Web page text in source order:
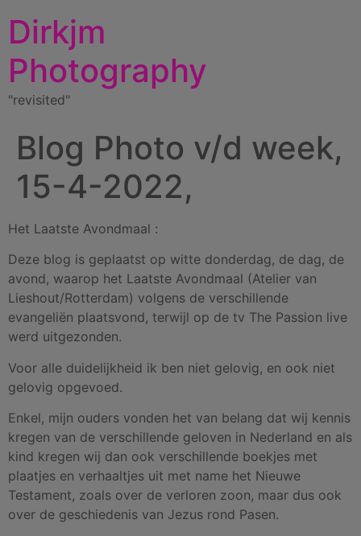
Dirkjm
Photography
"revisited"
Blog Photo v/d week,
15-4-2022,
Het Laatste Avondmaal :
Deze blog is geplaatst op witte donderdag, de dag, de
avond, waarop het Laatste Avondmaal (Atelier van
Lieshout/Rotterdam) volgens de verschillende
evangeliën plaatsvond, terwijl op de tv The Passion live
werd uitgezonden.
Voor alle duidelijkheid ik ben niet gelovig, en ook niet
gelovig opgevoed.
Enkel, mijn ouders vonden het van belang dat wij kennis
kregen van de verschillende geloven in Nederland en als
kind kregen wij dan ook verschillende boekjes met
plaatjes en verhaaltjes uit met name het Nieuwe
Testament, zoals over de verloren zoon, maar dus ook
over de geschiedenis van Jezus rond Pasen.